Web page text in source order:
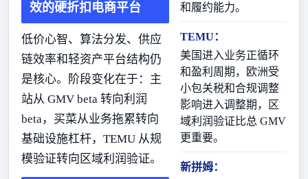
效的硬折扣电商平台
低价心智、算法分发、供应
链效率和轻资产平台结构仍
是核心。阶段变化在于：主
站从 GMV beta 转向利润
beta，买菜从业务拖累转向
基础设施杠杆，TEMU 从规
模验证转向区域利润验证。
和履约能力。
TEMU：
美国进入业务正循环
和盈利周期，欧洲受
小包关税和合规调整
影响进入调整期，区
域利润验证比总 GMV
更重要。
新拼姆：